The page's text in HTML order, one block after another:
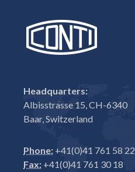
Headquarters:
Albisstrasse 15, CH-6340
Baar, Switzerland
Phone: +41(0)41 761 58 22
Fax: +41(0)41 761 30 18